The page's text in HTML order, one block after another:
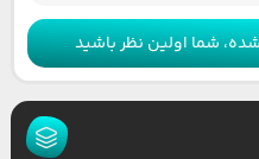
شما اولین نظر باشید